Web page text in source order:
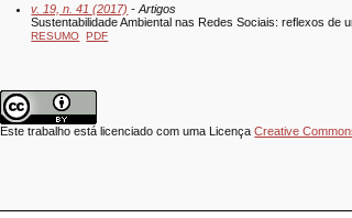
v. 19, n. 41 (2017) - Artigos
Sustentabilidade Ambiental nas Redes Sociais: reflexos de
RESUMO PDF
Este trabalho está licenciado com uma LicençaCreative